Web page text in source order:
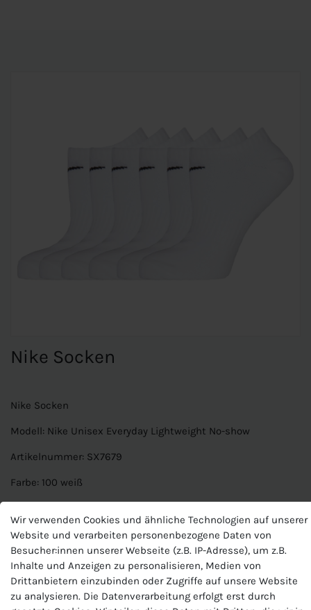
Nike Socken
Nike Socken
Modell: Nike Unisex Everyday Lightweight No-show
Artikelnummer: SX7679
Farbe: 100 weiß
Merkmale: Nike Basic Socken, Hochwertige, weiche
Baumwolle für Strapazierfähigkeit, Polsterung an Ferse und
Zehen gewährleistet Aufprallschutz
Wir verwenden Cookies und ähnliche Technologien auf unserer
Website und verarbeiten personenbezogene Daten von
Besucher:innen unserer Webseite (z.B. IP-Adresse), um z.B.
Inhalte und Anzeigen zu personalisieren, Medien von
Drittanbietern einzubinden oder Zugriffe auf unsere Website
zu analysieren. Die Datenverarbeitung erfolgt erst durch